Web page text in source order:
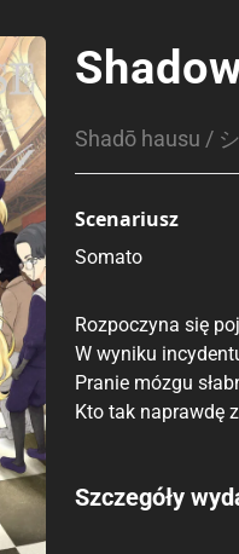
Shadō hausu /
Scenariusz
Somato
Rozpoczyna się
W wyniku
Pranie mózgu
Kto tak naprawdę
Porównaj ceny
Szczegóły